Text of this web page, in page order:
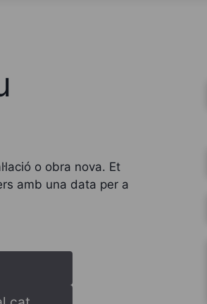
o obra nova. Et
amb una data per a